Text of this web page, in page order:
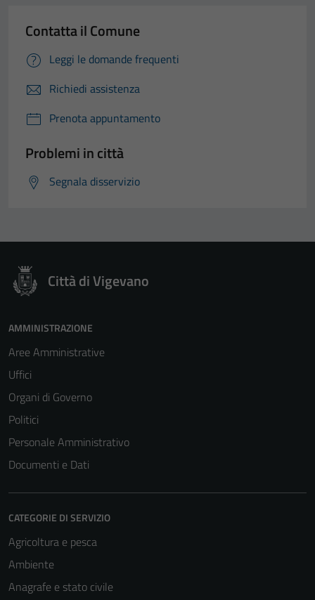
Contatta il Comune
Leggi le domande frequenti
Richiedi assistenza
Prenota appuntamento
Problemi in città
Segnala disservizio
Città di Vigevano
AMMINISTRAZIONE
Aree Amministrative
Uffici
Organi di Governo
Politici
Personale Amministrativo
Documenti e Dati
CATEGORIE DI SERVIZIO
Agricoltura e pesca
Ambiente
Anagrafe e stato civile